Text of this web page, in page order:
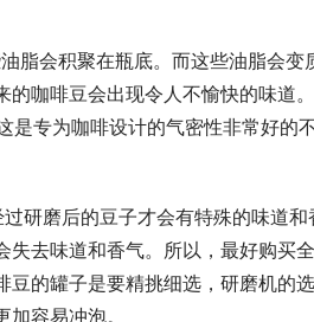
脂会积聚在瓶底。而这些油脂会
的咖啡豆会出现令人不愉快的味道
专为咖啡设计的气密性非常好的
研磨后的豆子才会有特殊的味道
失去味道和香气。所以，最好购买
豆的罐子是要精挑细选，研磨机的
容易冲泡。